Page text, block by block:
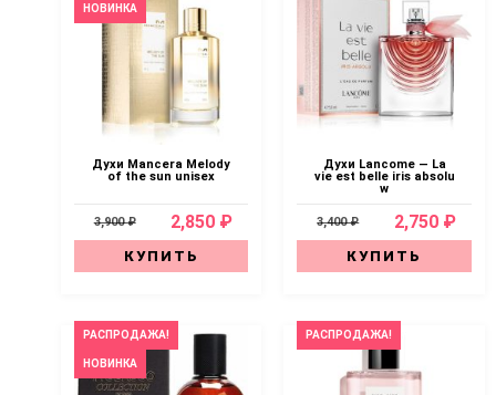
НОВИНКА
Духи Mancera Melody
of the sun unisex
3,900 ₽ 2,850 ₽
КУПИТЬ
Духи Lancome — La
vie est belle iris absolu
w
3,400 ₽ 2,750 ₽
КУПИТЬ
РАСПРОДАЖА!
НОВИНКА
РАСПРОДАЖА!